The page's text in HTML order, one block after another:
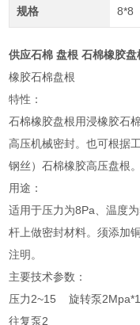
规格 8*8
供应石棉 盘根 石棉橡胶
橡胶石棉盘根
特性：
石棉橡胶盘根用浸橡胶石
高压机械密封。也可根据
钢丝）石棉橡胶高压盘根。
用途：
适用于压力为8Pa、温度
杆上做密封材料。须添加
注明。
主要技术参数：
压力2~15 旋转泵
往复泵2